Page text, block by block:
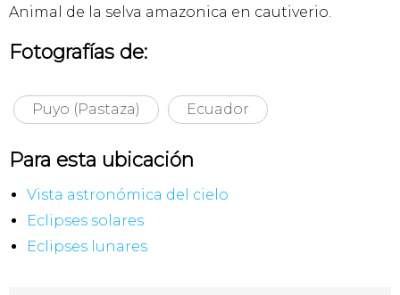
Animal de la selva amazonica en cautiverio.
Fotografías de:
Puyo (Pastaza) Ecuador
Para esta ubicación
Vista astronómica del cielo
Eclipses solares
Eclipses lunares